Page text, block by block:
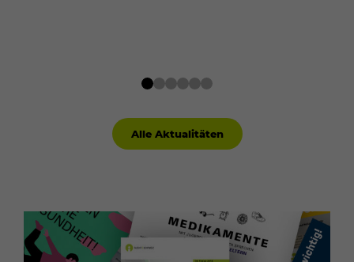
Alle Aktualitäten
Zum
Webshop